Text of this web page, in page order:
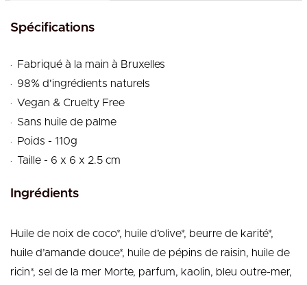
Spécifications
Fabriqué à la main à Bruxelles
98% d'ingrédients naturels
Vegan & Cruelty Free
Sans huile de palme
Poids - 110g
Taille - 6 x 6 x 2.5 cm
Ingrédients
Huile de noix de coco*, huile d’olive*, beurre de karité*,
huile d’amande douce*, huile de pépins de raisin, huile de
ricin*, sel de la mer Morte, parfum, kaolin, bleu outre-mer,